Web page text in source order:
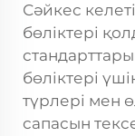
Сәйкес
бөліктері
бөліктері
түрлері мен
сапасын